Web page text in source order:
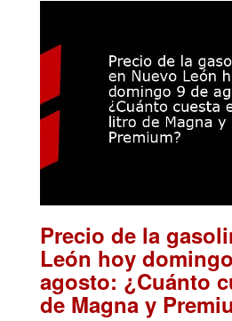
Precio de la
León hoy
agosto: ¿Cuánto
de Magna y